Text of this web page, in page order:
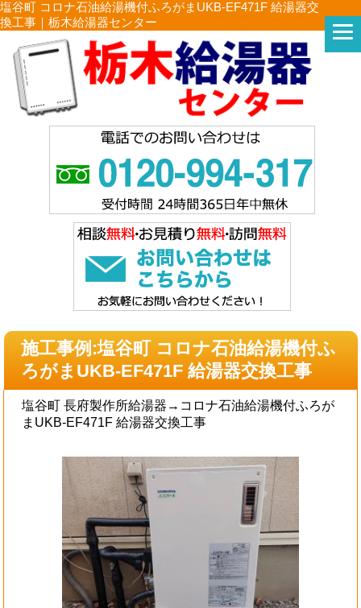
塩谷町 コロナ石油給湯機付ふろがまUKB-EF471F 給湯器交
換工事｜栃木給湯器センター
施工事例:塩谷町 コロナ石油給湯機付ふ
ろがまUKB-EF471F 給湯器交換工事
塩谷町 長府製作所給湯器→コロナ石油給湯機付ふろが
まUKB-EF471F 給湯器交換工事